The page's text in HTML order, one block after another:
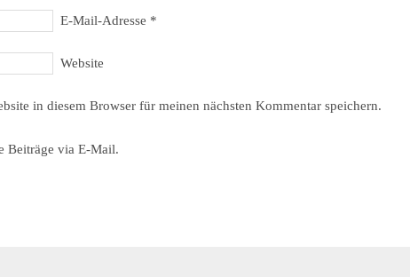
E-Mail-Adresse *
Website
in diesem Browser für meinen nächsten Kommentar speichern.
Beiträge via E-Mail.